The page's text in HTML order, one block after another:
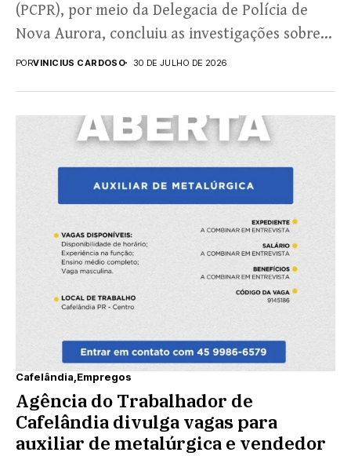
(PCPR), por meio da Delegacia de Polícia de
Nova Aurora, concluiu as investigações sobre...
PORVINICIUS CARDOSO 30 DE JULHO DE 2026
Cafelândia Empregos
Agência do Trabalhador de
Cafelândia divulga vagas para
auxiliar de metalúrgica e vendedor